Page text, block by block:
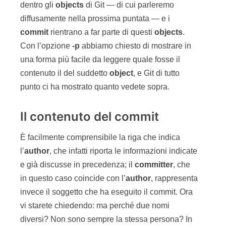
dentro gli objects di Git — di cui parleremo
diffusamente nella prossima puntata — e i
commit rientrano a far parte di questi objects.
Con l’opzione -p abbiamo chiesto di mostrare in
una forma più facile da leggere quale fosse il
contenuto il del suddetto object, e Git di tutto
punto ci ha mostrato quanto vedete sopra.
Il contenuto del commit
È facilmente comprensibile la riga che indica
l’author, che infatti riporta le informazioni indicate
e già discusse in precedenza; il committer, che
in questo caso coincide con l’author, rappresenta
invece il soggetto che ha eseguito il commit. Ora
vi starete chiedendo: ma perché due nomi
diversi? Non sono sempre la stessa persona? In